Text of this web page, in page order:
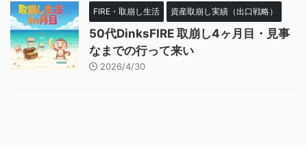
FIRE・取崩し生活 資産取崩し実績（出口戦略）
50代DinksFIRE 取崩し4ヶ月目・見事
なまでの行って来い
2026/4/30